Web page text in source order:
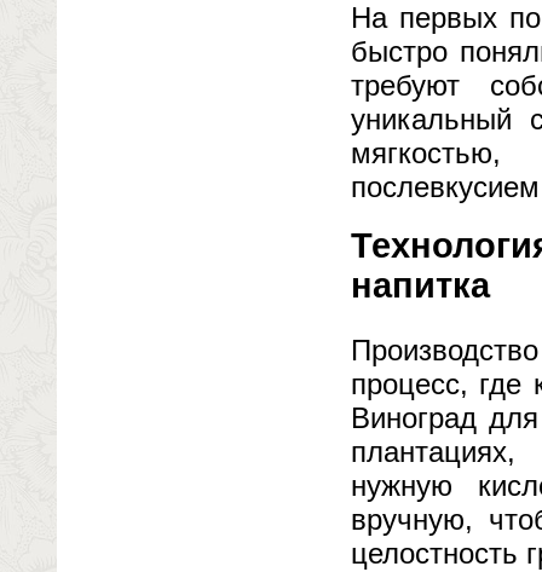
На первых
быстро
требуют
уникальный
напитка
процесс, где
Виноград
нужную
вручную,
целостность